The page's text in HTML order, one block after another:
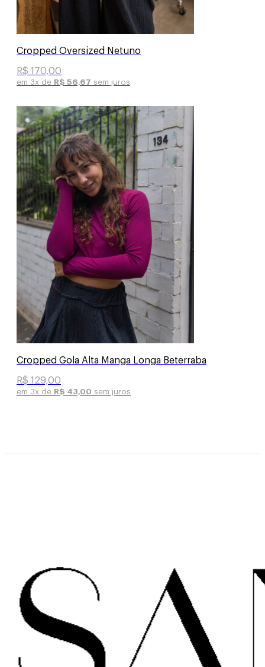
Cropped Oversized Netuno
R$ 170,00
em 3x de R$ 56,67 sem juros
Cropped Gola Alta Manga Longa Beterraba
R$ 129,00
em 3x de R$ 43,00 sem juros